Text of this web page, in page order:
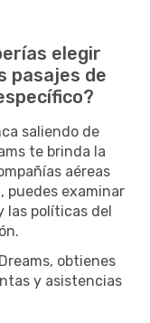
elegir
pasajes de
saliendo de
te brinda la
aéreas
puedes examinar
las políticas del
obtienes
y asistencias